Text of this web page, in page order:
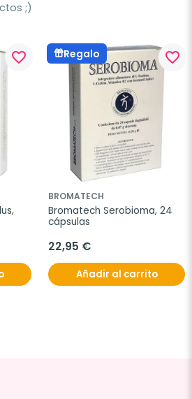
;)
favorite_border Regalo favorite_border
BROMATECH
Bromatech Serobioma, 24
cápsulas
22,95 €
Añadir al carrito